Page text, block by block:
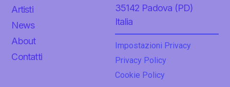
Artisti
News
About
Contatti
35142 Padova (PD)
Italia
Impostazioni Privacy
Privacy Policy
Cookie Policy